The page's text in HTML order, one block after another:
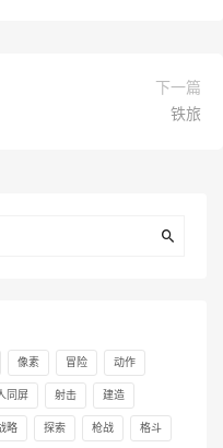
下一篇
铁旅
像素 冒险 动作
同屏 射击 建造
略 探索 枪战 格斗